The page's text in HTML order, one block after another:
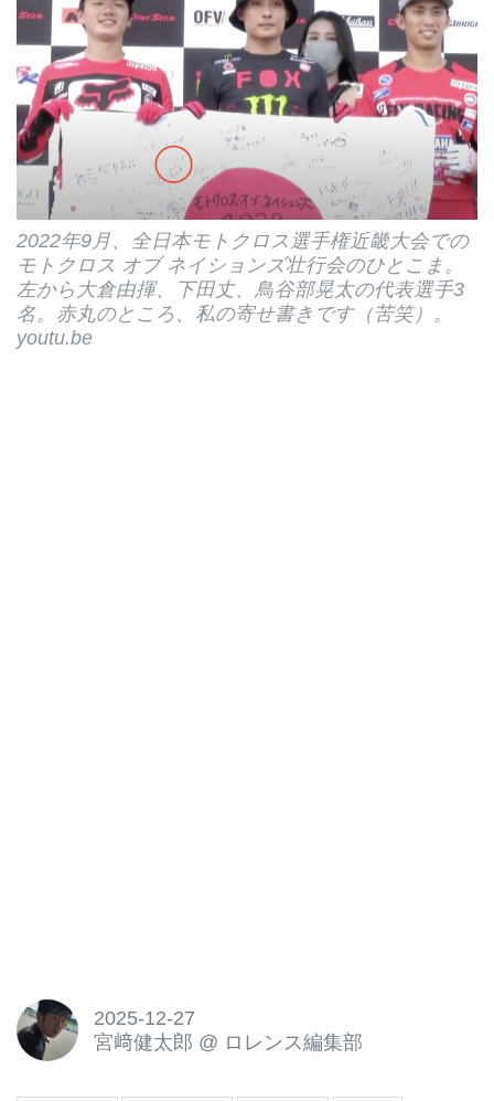
2022年9月、全日本モトクロス選手権近畿大会での
モトクロス オブ ネイションズ壮行会のひとこま。
左から大倉由揮、下田丈、鳥谷部晃太の代表選手3
名。赤丸のところ、私の寄せ書きです（苦笑）。
youtu.be
2025-12-27
宮﨑健太郎 @ ロレンス編集部